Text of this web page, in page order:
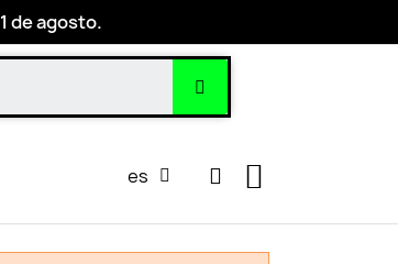
de agosto.
es